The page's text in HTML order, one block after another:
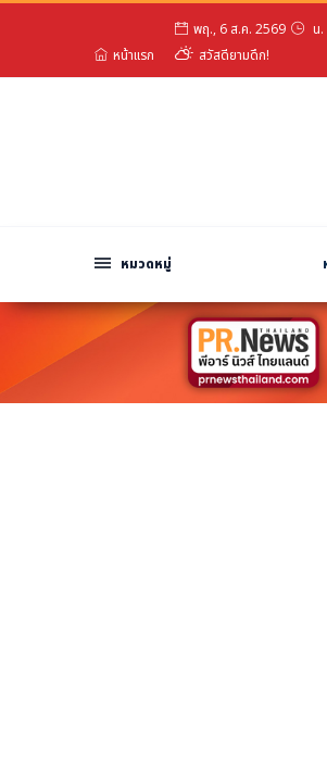
หมวดหมู่
นักแสดง, นักร้อง, โมเดล
อินฟลูเอนเซอร์
หน้าแรก
พฤ., 6 ส.ค. 2569
น.
สวัสดียามดึก!
หมวดหมู่